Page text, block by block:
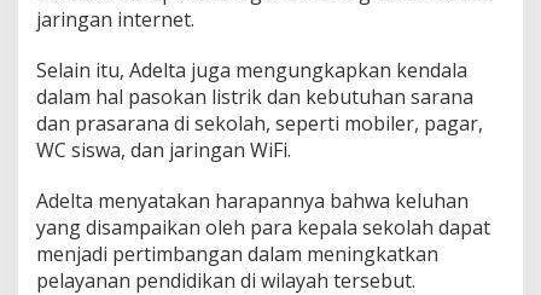
jaringan internet.
Selain itu, Adelta juga mengungkapkan kendala
dalam hal pasokan listrik dan kebutuhan sarana
dan prasarana di sekolah, seperti mobiler, pagar,
WC siswa, dan jaringan WiFi.
Adelta menyatakan harapannya bahwa keluhan
yang disampaikan oleh para kepala sekolah dapat
menjadi pertimbangan dalam meningkatkan
pelayanan pendidikan di wilayah tersebut.